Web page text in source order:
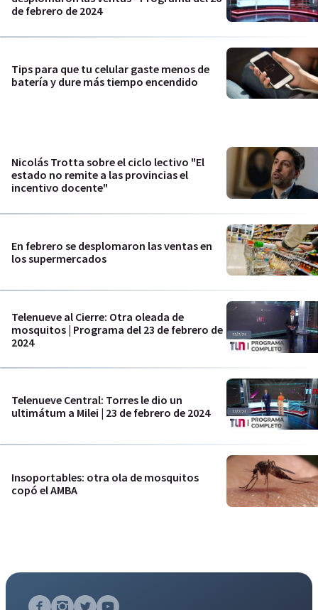
de febrero de 2024
Tips para que tu celular gaste menos de
batería y dure más tiempo encendido
Nicolás Trotta sobre el ciclo lectivo "El
estado no remite a las provincias el
incentivo docente"
En febrero se desplomaron las ventas en
los supermercados
Telenueve al Cierre: Otra oleada de
mosquitos | Programa del 23 de febrero de
2024
Telenueve Central: Torres le dio un
ultimátum a Milei | 23 de febrero de 2024
Insoportables: otra ola de mosquitos
copó el AMBA